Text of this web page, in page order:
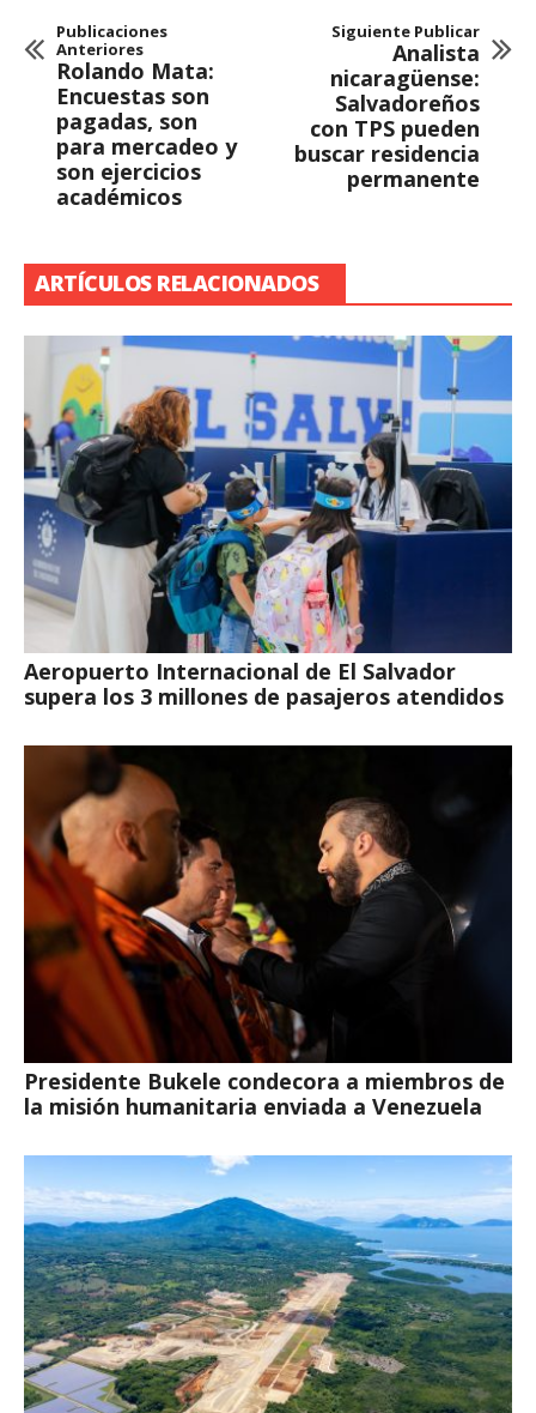
Publicaciones
Anteriores
Rolando Mata:
Encuestas son
pagadas, son
para mercadeo y
son ejercicios
académicos
Siguiente Publicar
Analista
nicaragüense:
Salvadoreños
con TPS pueden
buscar residencia
permanente
ARTÍCULOS RELACIONADOS
Aeropuerto Internacional de El Salvador
supera los 3 millones de pasajeros atendidos
Presidente Bukele condecora a miembros de
la misión humanitaria enviada a Venezuela